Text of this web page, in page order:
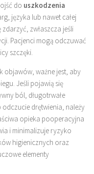
do uszkodzenia
języka lub nawet całej
zwłaszcza jeśli
Pacjenci mogą odczuwać
szczęki.
objawów, ważne jest, aby
Jeśli pojawią się
ból, długotrwałe
drętwienia, należy
opieka pooperacyjna
i minimalizuje ryzyko
higienicznych oraz
elementy